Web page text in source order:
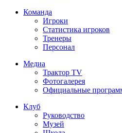
Команда
Игроки
Статистика игроков
Тренеры
Персонал
Медиа
Трактор TV
Фотогалерея
Официальные
Клуб
Руководство
Музей